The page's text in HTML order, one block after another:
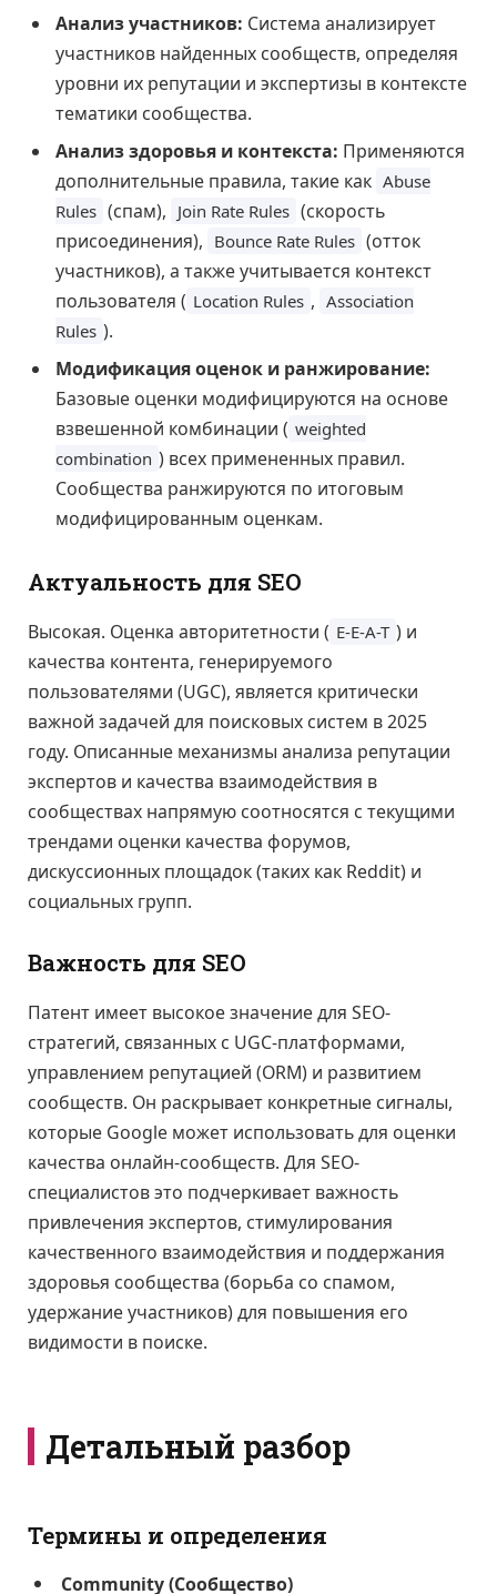
Анализ участников: Система анализирует
участников найденных сообществ, определяя
уровни их репутации и экспертизы в контексте
тематики сообщества.
Анализ здоровья и контекста: Применяются
дополнительные правила, такие как Abuse
Rules (спам), Join Rate Rules (скорость
присоединения), Bounce Rate Rules (отток
участников), а также учитывается контекст
пользователя ( Location Rules , Association
Rules ).
Модификация оценок и ранжирование:
Базовые оценки модифицируются на основе
взвешенной комбинации ( weighted
combination ) всех примененных правил.
Сообщества ранжируются по итоговым
модифицированным оценкам.
Актуальность для SEO
Высокая. Оценка авторитетности ( E-E-A-T ) и
качества контента, генерируемого
пользователями (UGC), является критически
важной задачей для поисковых систем в 2025
году. Описанные механизмы анализа репутации
экспертов и качества взаимодействия в
сообществах напрямую соотносятся с текущими
трендами оценки качества форумов,
дискуссионных площадок (таких как Reddit) и
социальных групп.
Важность для SEO
Патент имеет высокое значение для SEO-
стратегий, связанных с UGC-платформами,
управлением репутацией (ORM) и развитием
сообществ. Он раскрывает конкретные сигналы,
которые Google может использовать для оценки
качества онлайн-сообществ. Для SEO-
специалистов это подчеркивает важность
привлечения экспертов, стимулирования
качественного взаимодействия и поддержания
здоровья сообщества (борьба со спамом,
удержание участников) для повышения его
видимости в поиске.
Детальный разбор
Термины и определения
Community (Сообщество)